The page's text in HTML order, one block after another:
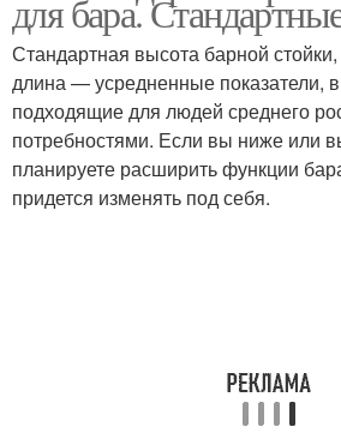
для бара.
Стандартная высота барной
длина — усредненные показатели,
подходящие для людей среднего
потребностями. Если вы ниже или
планируете расширить функции
придется изменять под себя.